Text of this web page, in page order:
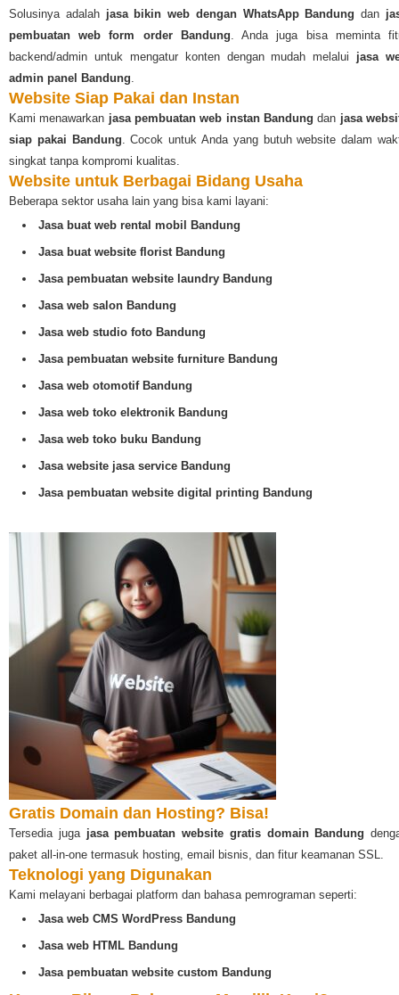
Solusinya adalah jasa bikin web dengan WhatsApp Bandung dan
pembuatan web form order Bandung. Anda juga bisa meminta
backend/admin untuk mengatur konten dengan mudah melalui jasa
admin panel Bandung.
Website Siap Pakai dan Instan
Kami menawarkan jasa pembuatan web instan Bandung dan jasa
siap pakai Bandung. Cocok untuk Anda yang butuh website dalam
singkat tanpa kompromi kualitas.
Website untuk Berbagai Bidang Usaha
Beberapa sektor usaha lain yang bisa kami layani:
Jasa buat web rental mobil Bandung
Jasa buat website florist Bandung
Jasa pembuatan website laundry Bandung
Jasa web salon Bandung
Jasa web studio foto Bandung
Jasa pembuatan website furniture Bandung
Jasa web otomotif Bandung
Jasa web toko elektronik Bandung
Jasa web toko buku Bandung
Jasa website jasa service Bandung
Jasa pembuatan website digital printing Bandung
Gratis Domain dan Hosting? Bisa!
Tersedia juga jasa pembuatan website gratis domain Bandung
paket all-in-one termasuk hosting, email bisnis, dan fitur keamanan SSL.
Teknologi yang Digunakan
Kami melayani berbagai platform dan bahasa pemrograman seperti:
Jasa web CMS WordPress Bandung
Jasa web HTML Bandung
Jasa pembuatan website custom Bandung